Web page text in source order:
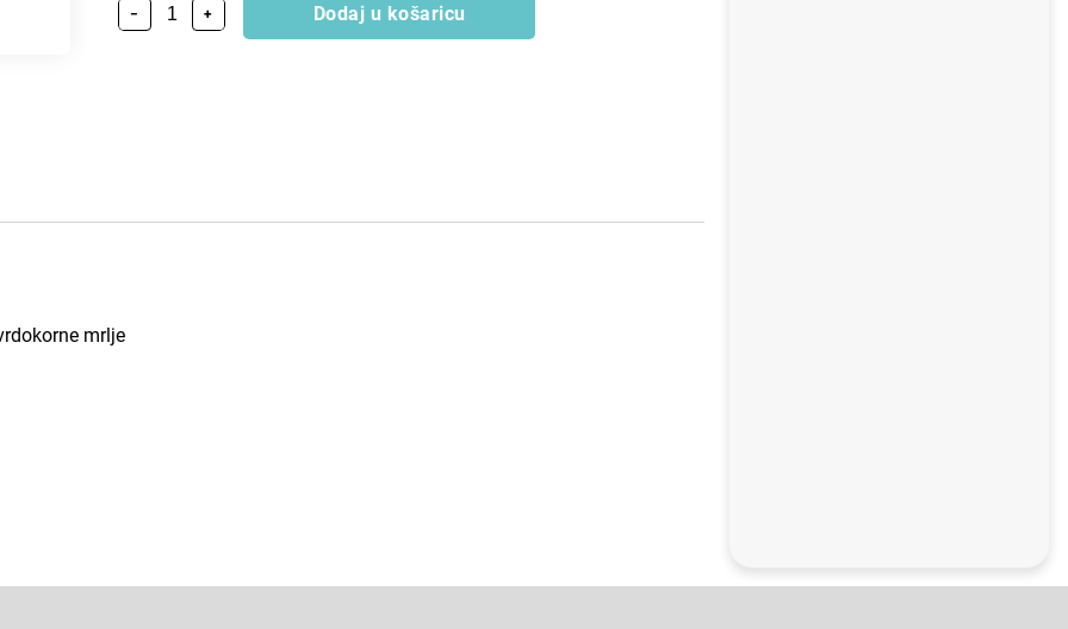
+
− Dodaj u košaricu
mrlje